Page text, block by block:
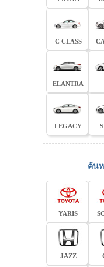
C CLASS
ELANTRA
LEGACY
ค้น
YARIS
JAZZ